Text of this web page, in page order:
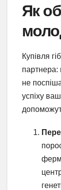
Як
Купівля
партнера:
не
успіху
ферм